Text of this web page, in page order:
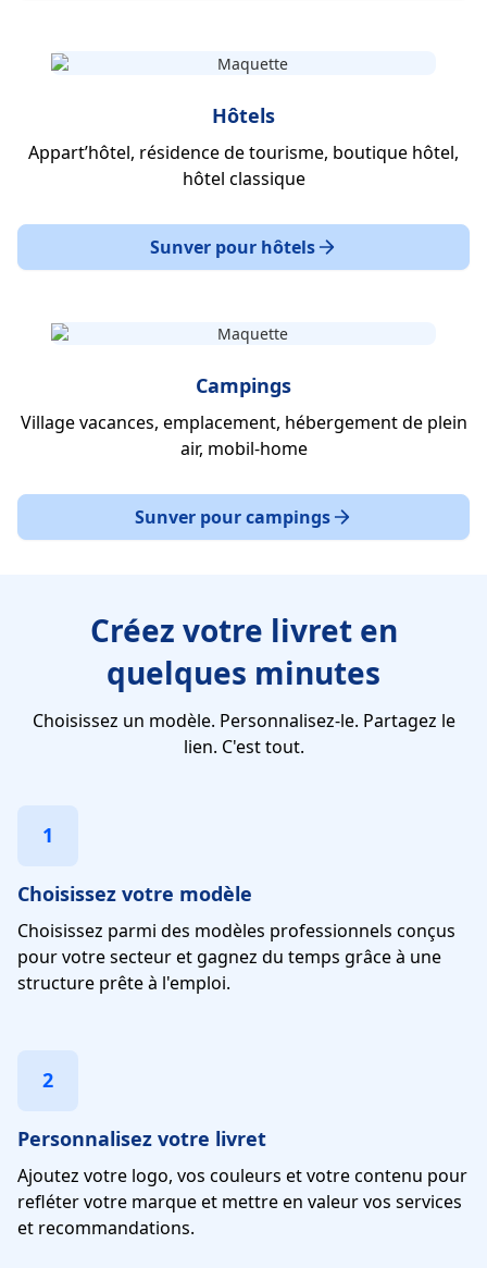
Hôtels
Appart’hôtel, résidence de tourisme, boutique hôtel,
hôtel classique
Sunver pour hôtels
Campings
Village vacances, emplacement, hébergement de plein
air, mobil-home
Sunver pour campings
Créez votre livret en
quelques minutes
Choisissez un modèle. Personnalisez-le. Partagez le
lien. C'est tout.
1
Choisissez votre modèle
Choisissez parmi des modèles professionnels conçus
pour votre secteur et gagnez du temps grâce à une
structure prête à l'emploi.
2
Personnalisez votre livret
Ajoutez votre logo, vos couleurs et votre contenu pour
refléter votre marque et mettre en valeur vos services
et recommandations.